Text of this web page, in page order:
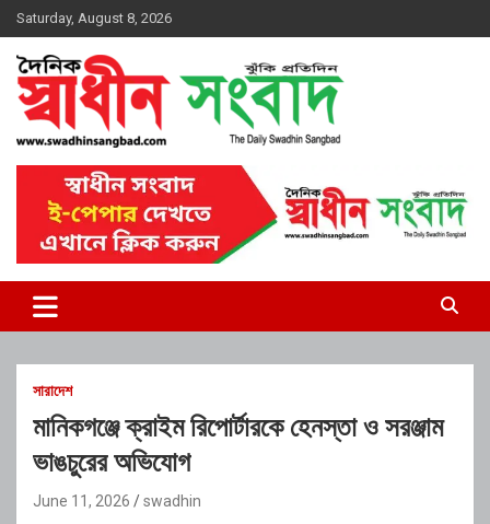
Skip
to
content
Saturday, August 8, 2026
দৈনিক স্বাধীন সংবাদ
সারাদেশ
মানিকগঞ্জে ক্রাইম রিপোর্টারকে হেনস্তা ও সরঞ্জাম
ভাঙচুরের অভিযোগ
June 11, 2026 swadhin